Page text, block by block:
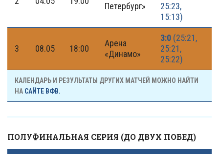
Петербург»
25:23,
15:13)
3 08.05 18:00
Арена
«Динамо»
3:0 (25:21,
25:21,
25:22)
КАЛЕНДАРЬ И РЕЗУЛЬТАТЫ ДРУГИХ МАТЧЕЙ МОЖНО НАЙТИ
НА САЙТЕ ВФВ.
ПОЛУФИНАЛЬНАЯ СЕРИЯ (ДО ДВУХ ПОБЕД)